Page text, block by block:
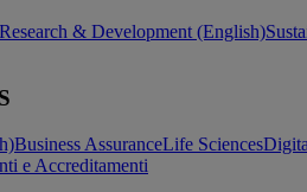
Research & Development (English)
Business AssuranceLife Sciences
e Accreditamenti